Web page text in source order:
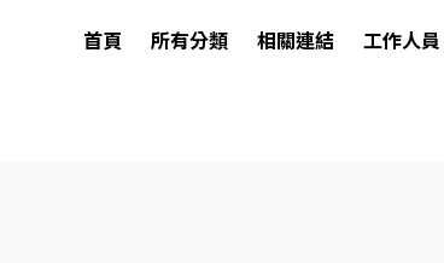
首頁 所有分類 相關連結 工作人員